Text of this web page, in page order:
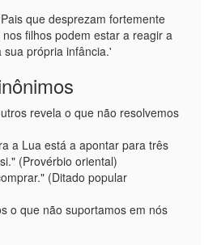
que desprezam fortemente
filhos podem estar a reagir a
própria infância.'
revela o que não resolvemos
a Lua está a apontar para três
(Provérbio oriental)
(Ditado popular
o que não suportamos em nós